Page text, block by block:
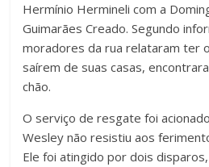
Hermínio Hermineli com a
Guimarães Creado. Segundo
moradores da rua relataram ter
saírem de suas casas,
chão.
O serviço de resgate foi
Wesley não resistiu aos
Ele foi atingido por dois